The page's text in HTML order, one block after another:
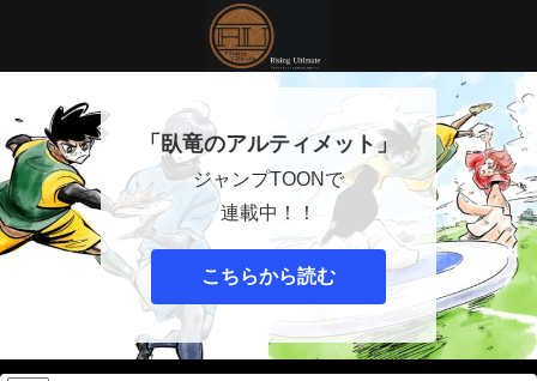
「臥竜のアルティメット」
ジャンプTOONで
連載中！！
こちらから読む